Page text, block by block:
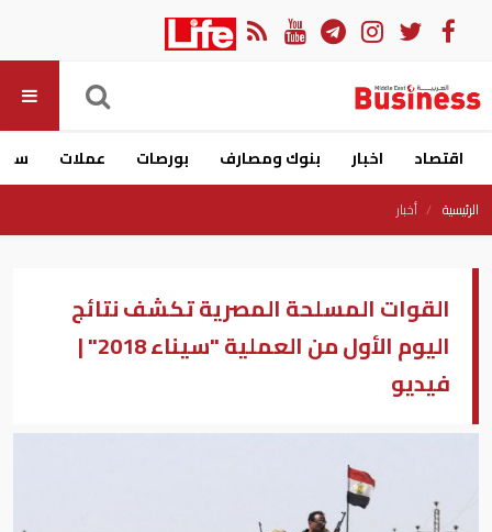
اقتصاد اخبار بنوك ومصارف بورصات عملات
الرئيسية أخبار
القوات المسلحة المصرية تكشف نتائج
اليوم الأول من العملية "سيناء 2018" |
فيديو